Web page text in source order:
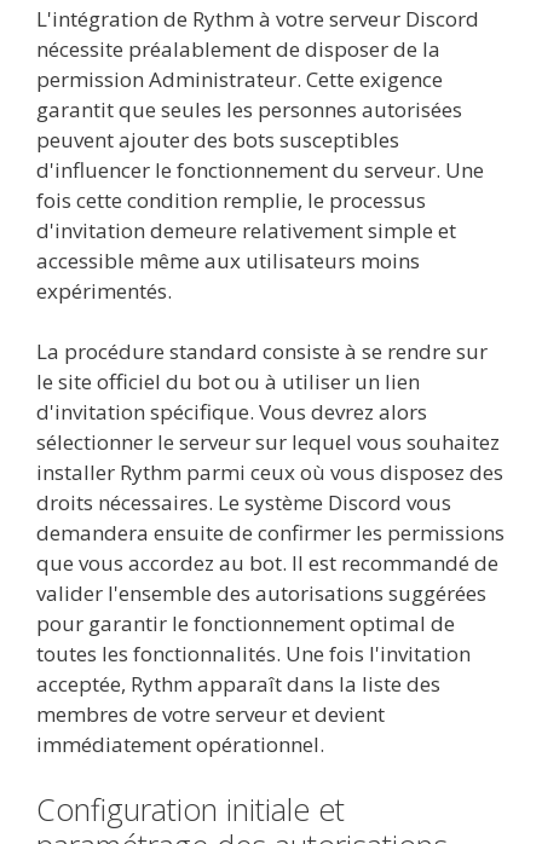
L'intégration de Rythm à votre serveur Discord
nécessite préalablement de disposer de la
permission Administrateur. Cette exigence
garantit que seules les personnes autorisées
peuvent ajouter des bots susceptibles
d'influencer le fonctionnement du serveur. Une
fois cette condition remplie, le processus
d'invitation demeure relativement simple et
accessible même aux utilisateurs moins
expérimentés.
La procédure standard consiste à se rendre sur
le site officiel du bot ou à utiliser un lien
d'invitation spécifique. Vous devrez alors
sélectionner le serveur sur lequel vous souhaitez
installer Rythm parmi ceux où vous disposez des
droits nécessaires. Le système Discord vous
demandera ensuite de confirmer les permissions
que vous accordez au bot. Il est recommandé de
valider l'ensemble des autorisations suggérées
pour garantir le fonctionnement optimal de
toutes les fonctionnalités. Une fois l'invitation
acceptée, Rythm apparaît dans la liste des
membres de votre serveur et devient
immédiatement opérationnel.
Configuration initiale et